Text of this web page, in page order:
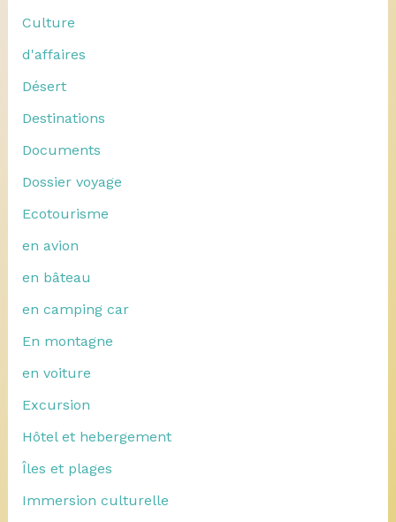
Culture
d'affaires
Désert
Destinations
Documents
Dossier voyage
Ecotourisme
en avion
en bâteau
en camping car
En montagne
en voiture
Excursion
Hôtel et hebergement
Îles et plages
Immersion culturelle